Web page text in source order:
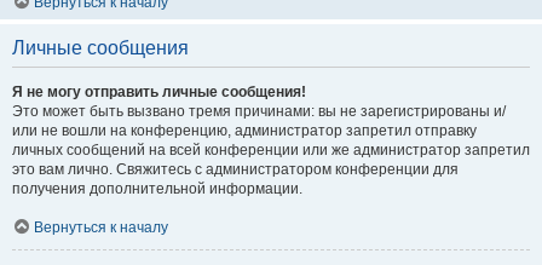
Личные сообщения
Я не могу отправить личные сообщения!
Это может быть вызвано тремя причинами: вы не зарегистрированы и/
или не вошли на конференцию, администратор запретил отправку
личных сообщений на всей конференции или же администратор запретил
это вам лично. Свяжитесь с администратором конференции для
получения дополнительной информации.
Вернуться к началу